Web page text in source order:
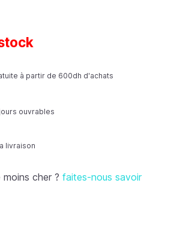
à partir de 600dh d'achats
ouvrables
livraison
cher ? faites-nous savoir